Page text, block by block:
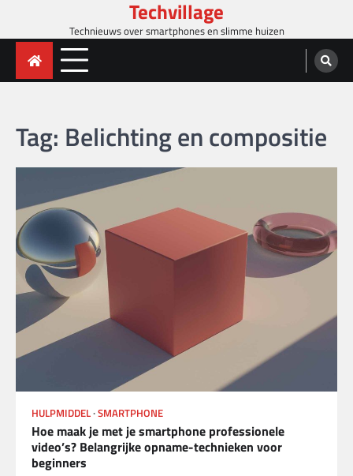
content
Techvillage
Technieuws over smartphones en slimme huizen
Tag: Belichting en compositie
HULPMIDDEL SMARTPHONE
Hoe maak je met je smartphone professionele
video’s? Belangrijke opname-technieken voor
beginners